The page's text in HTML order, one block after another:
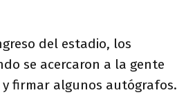
del estadio, los
se acercaron a la gente
firmar algunos autógrafos.